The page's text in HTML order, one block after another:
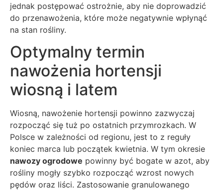
jednak postępować ostrożnie, aby nie doprowadzić
do przenawożenia, które może negatywnie wpłynąć
na stan rośliny.
Optymalny termin
nawożenia hortensji
wiosną i latem
Wiosną, nawożenie hortensji powinno zazwyczaj
rozpocząć się tuż po ostatnich przymrozkach. W
Polsce w zależności od regionu, jest to z reguły
koniec marca lub początek kwietnia. W tym okresie
nawozy ogrodowe powinny być bogate w azot, aby
rośliny mogły szybko rozpocząć wzrost nowych
pędów oraz liści. Zastosowanie granulowanego